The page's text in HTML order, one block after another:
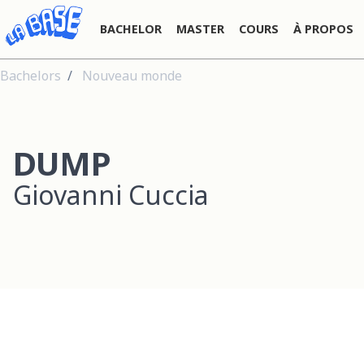
BACHELOR MASTER COURS À PROPOS
Bachelors Nouveau monde
DUMP
Giovanni Cuccia